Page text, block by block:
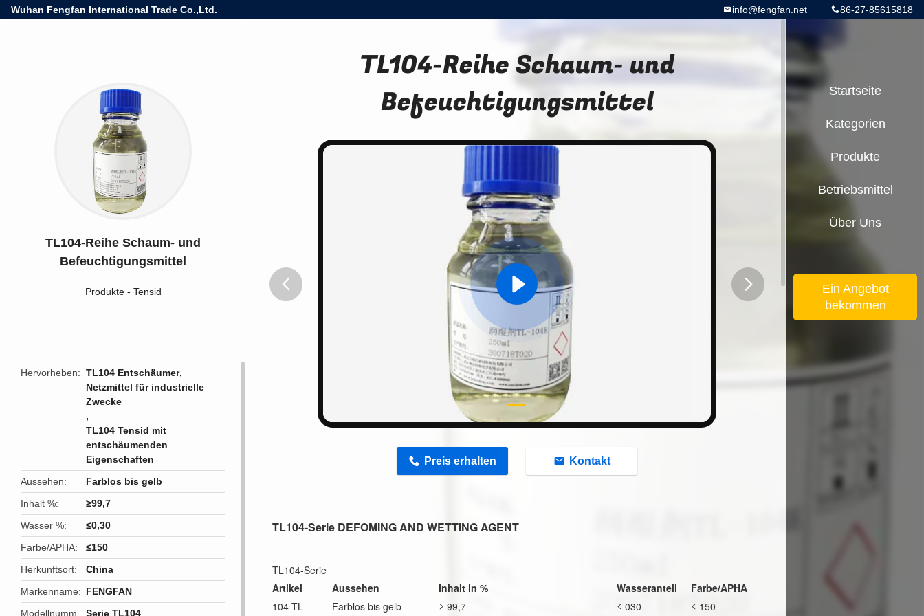
Wuhan Fengfan International Trade Co.,Ltd. 86-27-85615818
info@fengfan.net
TL104-Reihe Schaum- und
Befeuchtigungsmittel
Produkte- Tensid
Hervorheben TL104 Entschäumer,
Netzmittel für industrielle
Zwecke
,
TL104 Tensid mit
entschäumenden
Eigenschaften
Aussehen
Farblos bis gelb
Inhalt %
≥99,7
Wasser %
≤0,30
Farbe/APHA
≤150
Herkunftsort
China
Markenname
FENGFAN
Modellnumm
Serie TL104
TL104-Reihe Schaum- und
Befeuchtigungsmittel
Preis erhalten Kontakt
TL104-Serie DEFOMING AND WETTING AGENT
TL104-Serie
Artikel
Aussehen Inhalt in % Wasseranteil
Farbe/APHA
104 TL
Farblos bis gelb ≥ 99,7 ≤ 030 ≤ 150
Startseite
Kategorien
Produkte
Betriebsmittel
Über Uns
Ein Angebot
bekommen